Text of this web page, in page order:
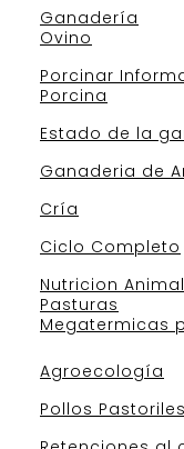
Ganadería
Ovino
Porcinar
Porcina
Estado de la
Ganaderia de
Cría
Ciclo Completo
Nutricion Animal
Pasturas
Megatermicas
Agroecología
Pollos Pastoriles